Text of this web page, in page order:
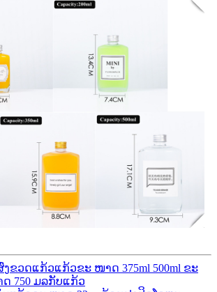
ງຂວດແກ້ວແກ້ວຂະ ໜາດ 375ml 500ml ຂະ
750 ມລກັບແກ້ວ